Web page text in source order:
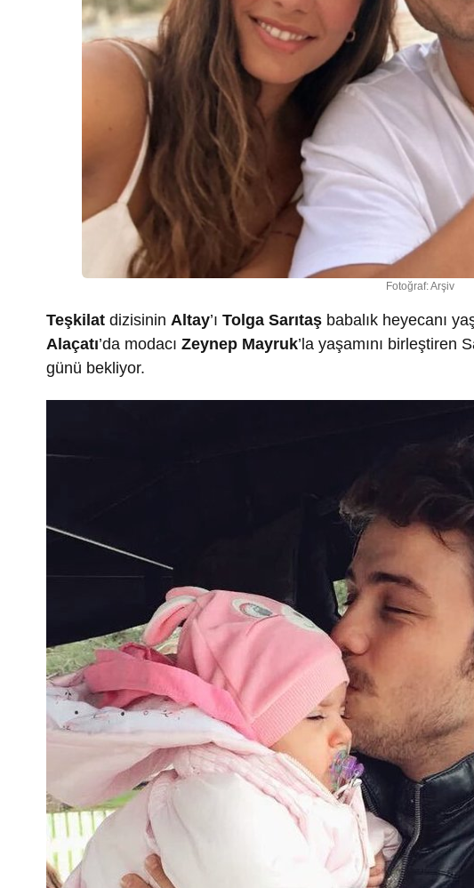
Fotoğraf: Arşiv
Teşkilat dizisinin Altay’ı Tolga Sarıtaş babalık heyecanı
Alaçatı’da modacı Zeynep Mayruk’la yaşamını birleştiren
günü bekliyor.